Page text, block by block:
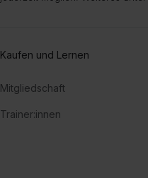
Kaufen und Lernen
Mitgliedschaft
Trainer:innen